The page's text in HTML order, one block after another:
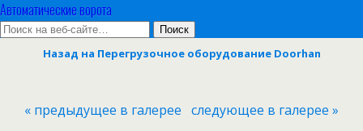
Автоматические ворота
Назад на Перегрузочное оборудование Doorhan
« предыдущее в галерее следующее в галерее »